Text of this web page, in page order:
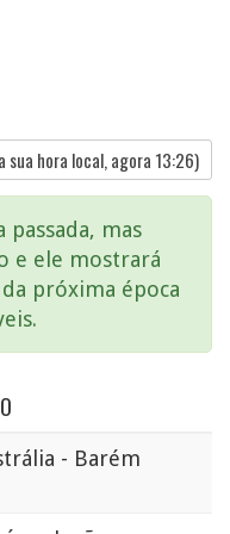
sua hora local, agora 13:26)
passada, mas
e ele mostrará
próxima época
- Barém